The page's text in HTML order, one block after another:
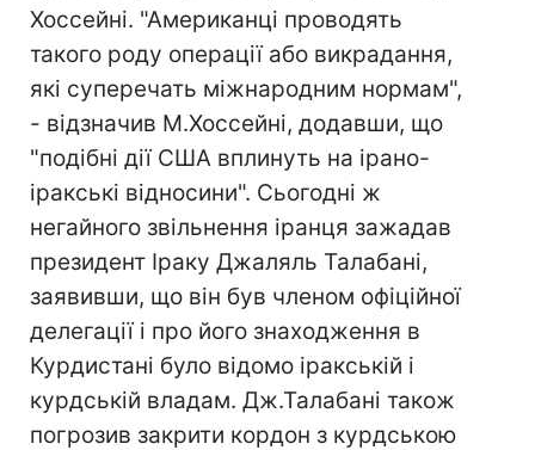
Хоссейні. "Американці проводять
такого роду операції або викрадання,
які суперечать міжнародним нормам",
- відзначив М.Хоссейні, додавши, що
"подібні дії США вплинуть на ірано-
іракські відносини". Сьогодні ж
негайного звільнення іранця зажадав
президент Іраку Джаляль Талабані,
заявивши, що він був членом офіційної
делегації і про його знаходження в
Курдистані було відомо іракській і
курдській владам. Дж.Талабані також
погрозив закрити кордон з курдською